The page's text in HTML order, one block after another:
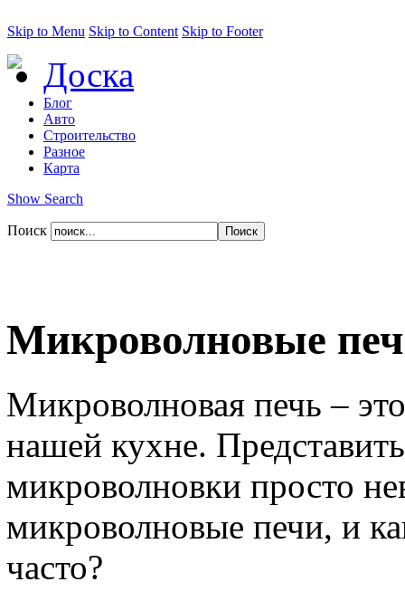
Skip to Menu Skip to Content Skip to Footer
Доска
Блог
Авто
Строительство
Разное
Карта
Show Search
Поиск
Микроволновые
Микроволновая печь –
нашей кухне.
микроволновки просто
микроволновые печи, и
часто?